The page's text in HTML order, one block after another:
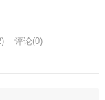
评论(0)